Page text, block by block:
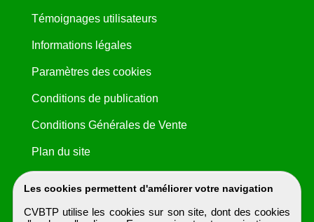
Les cookies permettent d'améliorer votre navigation
CVBTP utilise les cookies sur son site, dont des cookies
Témoignages utilisateurs
Informations légales
Paramètres des cookies
Conditions de publication
Conditions Générales de Vente
Plan du site